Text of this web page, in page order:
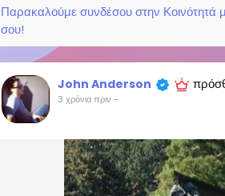
Παρακαλούμε συνδέσου στην Κοινότητά
σου!
John Anderson
3 χρόνια πριν -